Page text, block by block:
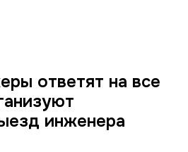
ответят на все
инженера